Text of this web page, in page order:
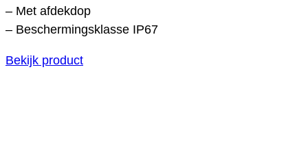
– Met afdekdop
– Beschermingsklasse IP67
Bekijk product